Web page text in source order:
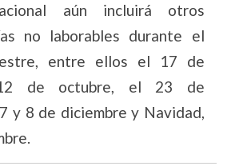
aún incluirá otros
no laborables durante el
entre ellos el 17 de
de octubre, el 23 de
y 8 de diciembre y Navidad,